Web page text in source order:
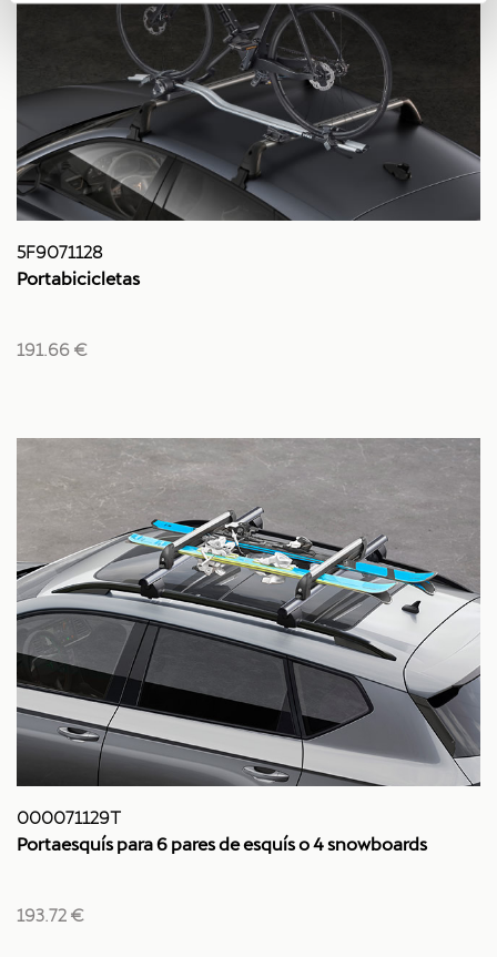
5F9071128
Portabicicletas
191.66 €
000071129T
Portaesquís para 6 pares de esquís o 4 snowboards
193.72 €